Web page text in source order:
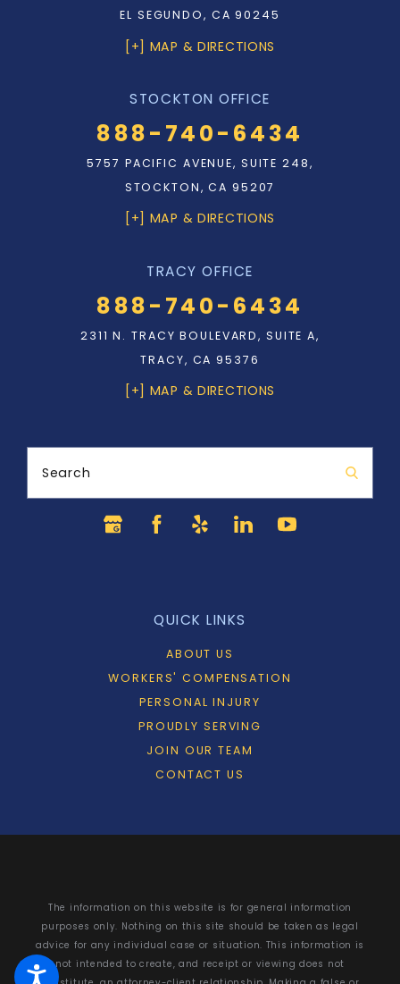
EL SEGUNDO, CA 90245
[+] MAP & DIRECTIONS
STOCKTON OFFICE
888-740-6434
5757 PACIFIC AVENUE, SUITE 248,
STOCKTON, CA 95207
[+] MAP & DIRECTIONS
TRACY OFFICE
888-740-6434
2311 N. TRACY BOULEVARD, SUITE A,
TRACY, CA 95376
[+] MAP & DIRECTIONS
Search
QUICK LINKS
ABOUT US
WORKERS' COMPENSATION
PERSONAL INJURY
PROUDLY SERVING
JOIN OUR TEAM
CONTACT US
The information on this website is for general information
purposes only. Nothing on this site should be taken as legal
advice for any individual case or situation. This information is
not intended to create, and receipt or viewing does not